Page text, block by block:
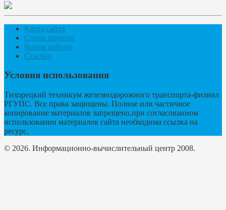
Карта сайта
Схема проезда
Время работы
Ссылки
Условия использования
Тихорецкий техникум железнодорожного транспорта-филиал
РГУПС. Все права защищены. Полное или частичное
копирование материалов запрещено,при согласованном
использовании материалов сайта необходима ссылка на
ресурс.
© 2026. Информационно-вычислительный центр 2008.